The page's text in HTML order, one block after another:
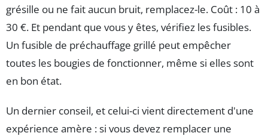
grésille ou ne fait aucun bruit, remplacez-le. Coût : 10 à
30 €. Et pendant que vous y êtes, vérifiez les fusibles.
Un fusible de préchauffage grillé peut empêcher
toutes les bougies de fonctionner, même si elles sont
en bon état.
Un dernier conseil, et celui-ci vient directement d'une
expérience amère : si vous devez remplacer une